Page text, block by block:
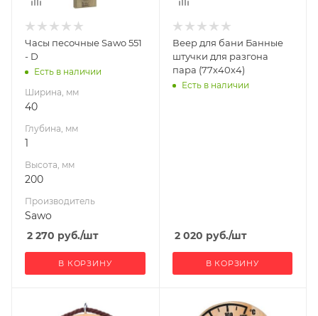
Производитель
Часы песочные Sawo 551
- D
Есть в наличии
Ширина, мм
40
Глубина, мм
1
Высота, мм
200
Производитель
Sawo
2 270 руб./шт
В КОРЗИНУ
Веер для бани Банные
штучки для разгона
пара (77х40х4)
Есть в наличии
2 020 руб./шт
В КОРЗИНУ
Ширина, мм Ширина, мм